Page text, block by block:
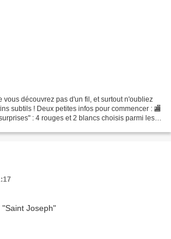
vous découvrez pas d'un fil, et surtout n'oubliez
subtils ! Deux petites infos pour commencer : 🏬
: 4 rouges et 2 blancs choisis parmi les